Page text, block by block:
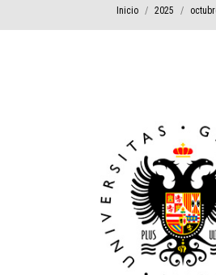
Estás aquí:
Inicio 2025